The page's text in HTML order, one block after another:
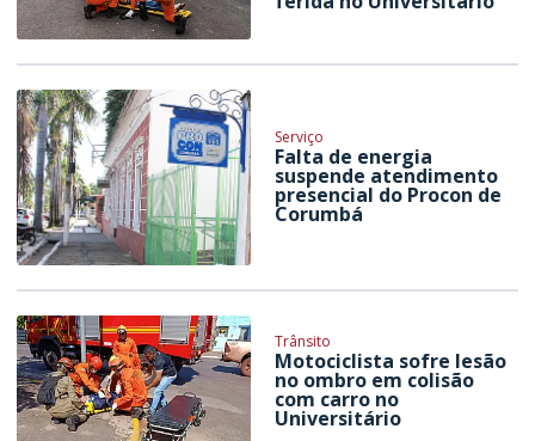
Serviço
Falta de energia
suspende atendimento
presencial do Procon de
Corumbá
Trânsito
Motociclista sofre lesão
no ombro em colisão
com carro no
Universitário